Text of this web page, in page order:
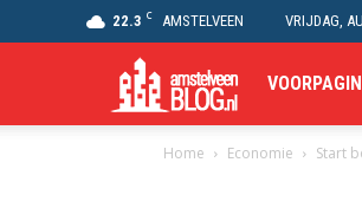
22.3 C AMSTELVEEN VRIJDAG,
Amstelveen
Blog
Home Economie Start